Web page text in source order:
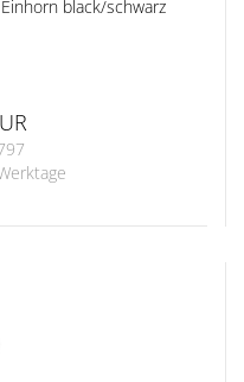
black/schwarz